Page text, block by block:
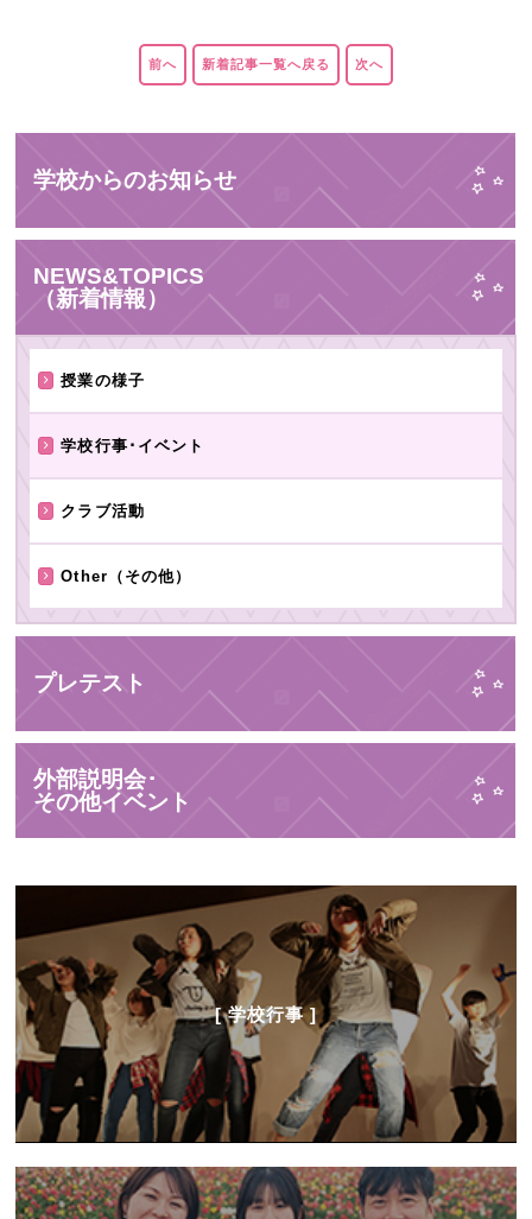
前へ 新着記事一覧へ戻る 次へ
学校からのお知らせ
NEWS&TOPICS
（新着情報）
授業の様子
学校行事･イベント
クラブ活動
Other（その他）
プレテスト
外部説明会･
その他イベント
[ 学校行事 ]